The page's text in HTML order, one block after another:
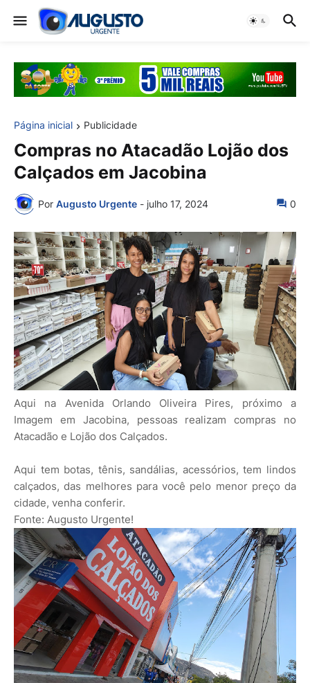
Página inicial Publicidade
Compras no Atacadão Lojão dos
Calçados em Jacobina
Por Augusto Urgente - julho 17, 2024 0
Aqui na Avenida Orlando Oliveira Pires, próximo a
Imagem em Jacobina, pessoas realizam compras no
Atacadão e Lojão dos Calçados.
Aqui tem botas, tênis, sandálias, acessórios, tem lindos
calçados, das melhores para você pelo menor preço da
cidade, venha conferir.
Fonte: Augusto Urgente!